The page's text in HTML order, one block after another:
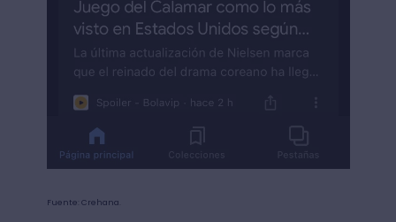
Fuente: Crehana.